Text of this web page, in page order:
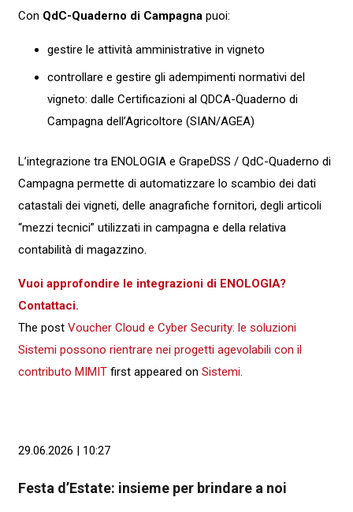
Con QdC-Quaderno di Campagnapuoi:
gestire le attività amministrative in vigneto
controllare e gestire gli adempimenti normativi del
vigneto: dalle Certificazioni al QDCA-Quaderno di
Campagna dell’Agricoltore (SIAN/AGEA)
L’integrazione tra ENOLOGIA e GrapeDSS / QdC-Quaderno di
Campagna permette di automatizzare lo scambio dei dati
catastali dei vigneti, delle anagrafiche fornitori, degli articoli
“mezzi tecnici” utilizzati in campagna e della relativa
contabilità di magazzino.
Vuoi approfondire le integrazioni di ENOLOGIA?
Contattaci.
The post Voucher Cloud e Cyber Security: le soluzioni
Sistemi possono rientrare nei progetti agevolabili con il
contributo MIMITfirst appeared on Sistemi
29.06.2026 | 10:27
Festa d’Estate: insieme per brindare a noi